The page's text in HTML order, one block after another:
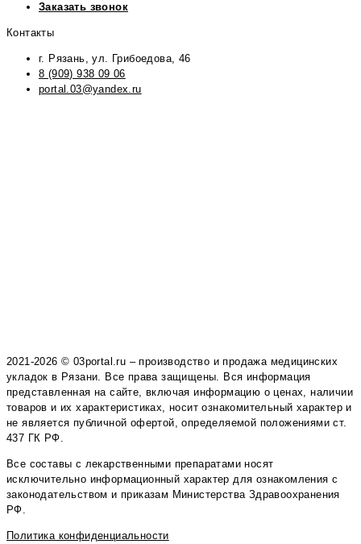
Заказать звонок
Контакты
г. Рязань, ул. Грибоедова, 46
8 (909) 938 09 06
portal.03@yandex.ru
2021-2026 © 03portal.ru – производство и продажа медицинских
укладок в Рязани. Все права защищены. Вся информация
представленная на сайте, включая информацию о ценах, наличии
товаров и их характеристиках, носит ознакомительный характер и
не является публичной офертой, определяемой положениями ст.
437 ГК РФ.
Все составы с лекарственными препаратами носят
исключительно информационный характер для ознакомления с
законодательством и приказам Министерства Здравоохранения
РФ.
Политика конфиденциальности